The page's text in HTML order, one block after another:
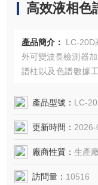
高效液相色
產品簡介：
LC-20D
外可變波長檢測器
譜柱以及色譜數據
GMP,FDA,21CFR
產品型號： LC-
更新時間：
廠商性質： 生產
訪問量： 10516